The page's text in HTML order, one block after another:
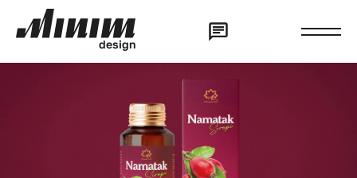
design